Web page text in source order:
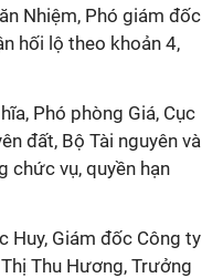
Nhiệm, Phó giám đốc
hối lộ theo khoản 4,
Phó phòng Giá, Cục
đất, Bộ Tài nguyên và
chức vụ, quyền hạn
Huy, Giám đốc Công ty
Thu Hương, Trưởng